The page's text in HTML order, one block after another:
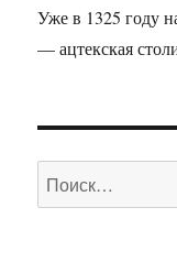
Уже в 1325 году
— ацтекская
Искать: